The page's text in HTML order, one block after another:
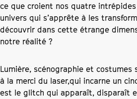
ce que croient nos quatre
univers qui s’apprête à les
découvrir dans cette étrange
notre réalité ?
Lumière, scénographie et costumes
à la merci du laser,qui incarne un
est le glitch qui apparaît, disparaît